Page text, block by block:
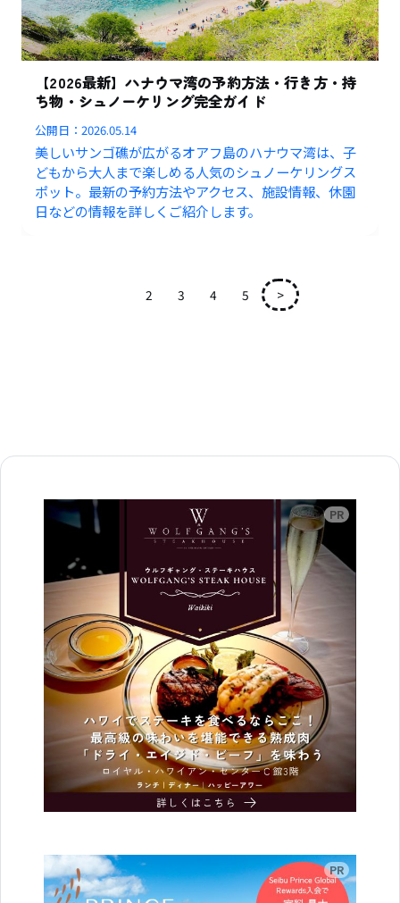
【2026最新】ハナウマ湾の予約方法・行き方・持
ち物・シュノーケリング完全ガイド
公開日：2026.05.14
美しいサンゴ礁が広がるオアフ島のハナウマ湾は、子
どもから大人まで楽しめる人気のシュノーケリングス
ポット。最新の予約方法やアクセス、施設情報、休園
日などの情報を詳しくご紹介します。
2 3 4 5 >
広告
広告